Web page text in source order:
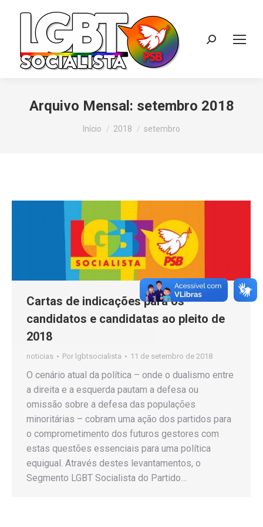
Search:
Arquivo Mensal: setembro 2018
Você está aqui:
Início 2018 setembro
Cartas de indicações para os
candidatos e candidatas ao pleito de
2018
noticias Por lgbtsocialista 11 de setembro de 2018
O cenário atual da política – onde o dualismo entre
a direita e a esquerda pautam a defesa ou
omissão sobre a defesa das populações
minoritárias – cobram uma ação dos partidos para
o comprometimento dos futuros gestores com
estas questões essenciais para uma política
equigual. Através destes levantamentos, o
Segmento LGBT Socialista do Partido…